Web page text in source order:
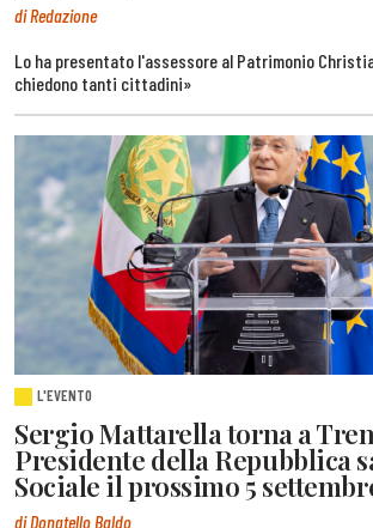
di Redazione
Lo ha presentato l'assessore al Patrimonio
chiedono tanti cittadini»
L'EVENTO
Sergio Mattarella torna a
Presidente della Repubblica
Sociale il prossimo 5
di Donatello Baldo